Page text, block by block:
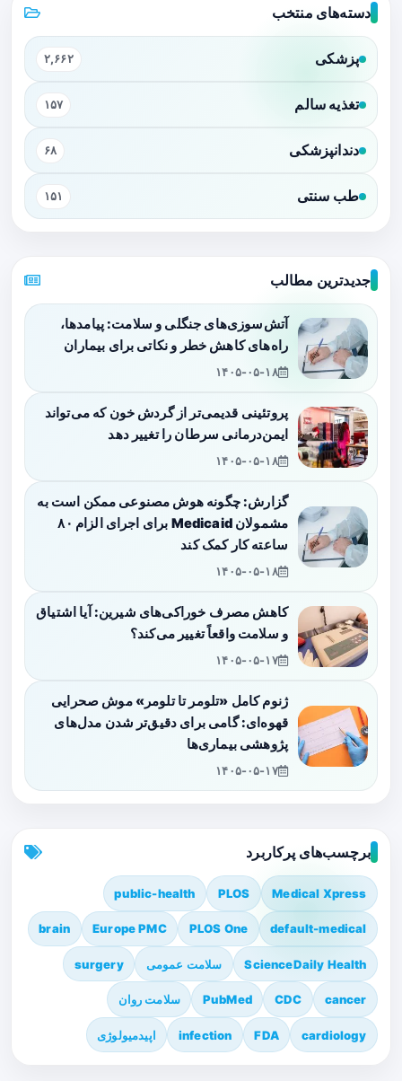
دسته‌های منتخب
پزشکی ۲,۶۶۲
تغذیه سالم ۱۵۷
دندانپزشکی ۶۸
طب سنتی ۱۵۱
جدیدترین مطالب
آتش‌سوزی‌های جنگلی و سلامت: پیامدها،
راه‌های کاهش خطر و نکاتی برای بیماران
۱۴۰۵-۰۵-۱۸
پروتئینی قدیمی‌تر از گردش خون که می‌تواند
ایمن‌درمانی سرطان را تغییر دهد
۱۴۰۵-۰۵-۱۸
گزارش: چگونه هوش مصنوعی ممکن است به
مشمولان Medicaid برای اجرای الزام ۸۰
ساعته کار کمک کند
۱۴۰۵-۰۵-۱۸
کاهش مصرف خوراکی‌های شیرین: آیا اشتیاق
و سلامت واقعاً تغییر می‌کند؟
۱۴۰۵-۰۵-۱۷
ژنوم کامل «تلومر تا تلومر» موش صحرایی
قهوه‌ای: گامی برای دقیق‌تر شدن مدل‌های
پژوهشی بیماری‌ها
۱۴۰۵-۰۵-۱۷
برچسب‌های پرکاربرد
Medical Xpress
PLOS
public-health
default-medical
PLOS One
Europe PMC
brain
ScienceDaily Health سلامت عمومی surgery
cancer
CDC
PubMed سلامت روان
cardiology
FDA
infection اپیدمیولوژی